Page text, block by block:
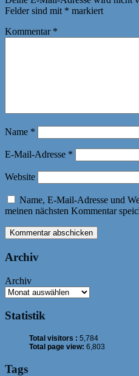
Felder sind mit * markiert
Kommentar *
Name *
E-Mail-Adresse *
Website
Name, E-Mail-Adresse und
meinen nächsten Kommentar
Archiv
Archiv
Statistik
Total visitors : 5,784
Total page view: 6,803
Tags